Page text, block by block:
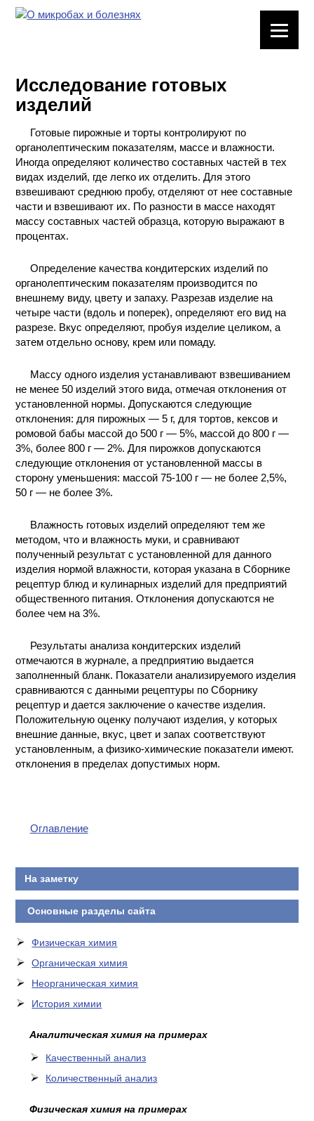
ХИМИЧЕСКАЯ
ПОСУДА
ВРЕДНЫЕ
МЕТОДЫ
ПРАКТИЧЕСКОЙ
ХИМИИ
ПРОИЗВОДСТВЕ
И ХИМИЧЕСКАЯ
ТЕХНОЛОГИЯ
КОНТАКТЫ
Исследование готовых
изделий
Готовые пирожные и торты контролируют по
органолептическим показателям, массе и влажности.
Иногда определяют количество составных частей в тех
видах изделий, где легко их отделить. Для этого
взвешивают среднюю пробу, отделяют от нее составные
части и взвешивают их. По разности в массе находят
массу составных частей образца, которую выражают в
процентах.
Определение качества кондитерских изделий по
органолептическим показателям производится по
внешнему виду, цвету и запаху. Разрезав изделие на
четыре части (вдоль и поперек), определяют его вид на
разрезе. Вкус определяют, пробуя изделие целиком, а
затем отдельно основу, крем или помаду.
Массу одного изделия устанавливают взвешиванием
не менее 50 изделий этого вида, отмечая отклонения от
установленной нормы. Допускаются следующие
отклонения: для пирожных — 5 г, для тортов, кексов и
ромовой бабы массой до 500 г — 5%, массой до 800 г —
3%, более 800 г — 2%. Для пирожков допускаются
следующие отклонения от установленной массы в
сторону уменьшения: массой 75-100 г — не более 2,5%,
50 г — не более 3%.
Влажность готовых изделий определяют тем же
методом, что и влажность муки, и сравнивают
полученный результат с установленной для данного
изделия нормой влажности, которая указана в Сборнике
рецептур блюд и кулинарных изделий для предприятий
общественного питания. Отклонения допускаются не
более чем на 3%.
Результаты анализа кондитерских изделий
отмечаются в журнале, а предприятию выдается
заполненный бланк. Показатели анализируемого изделия
сравниваются с данными рецептуры по Сборнику
рецептур и дается заключение о качестве изделия.
Положительную оценку получают изделия, у которых
внешние данные, вкус, цвет и запах соответствуют
установленным, а физико-химические показатели имеют.
отклонения в пределах допустимых норм.
Оглавление
На заметку
Основные разделы сайта
Физическая химия
Органическая химия
Неорганическая химия
История химии
Аналитическая химия на примерах
Качественный анализ
Количественный анализ
Физическая химия на примерах